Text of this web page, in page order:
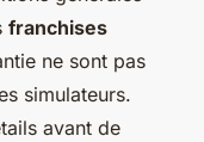
franchises
ne sont pas
simulateurs.
avant de